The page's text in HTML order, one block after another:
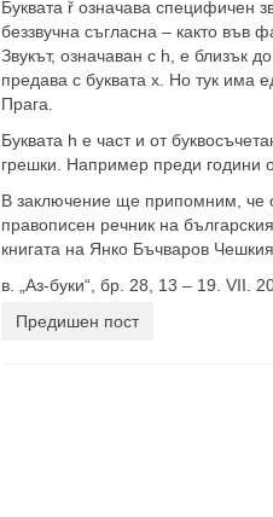
Буквата ř означава специфичен
беззвучна съгласна – както
Звукът, означаван с h, е близък
предава с буквата х. Но тук има
Прага.
Буквата h е част и от
грешки. Например преди години
В заключение ще припомним, че
правописен речник на
книгата на Янко Бъчваров
в. „Аз-буки“, бр. 28, 13 – 19. VII.
Предишен пост